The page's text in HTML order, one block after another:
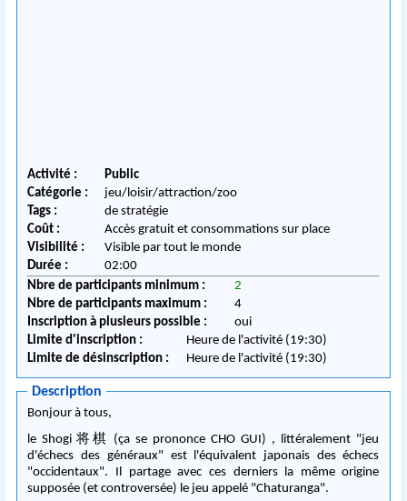
Activité :
Public
Catégorie :
jeu/loisir/attraction/zoo
Tags :
de stratégie
Coût :
Accès gratuit et consommations sur place
Visibilité :
Visible par tout le monde
Durée :
02:00
Nbre de participants minimum :
2
Nbre de participants maximum :
4
Inscription à plusieurs possible :
oui
Limite d'inscription :
Heure de l'activité (19:30)
Limite de désinscription :
Heure de l'activité (19:30)
Description
Bonjour à tous,
le Shogi将棋 (ça se prononce CHO GUI) , littéralement "jeu
d'échecs des généraux" est l'équivalent japonais des échecs
"occidentaux". Il partage avec ces derniers la même origine
supposée (et controversée) le jeu appelé "Chaturanga".